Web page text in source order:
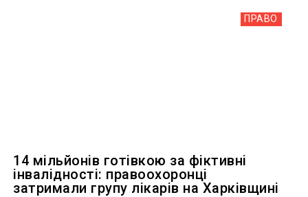
ПРАВО
14 мільйонів готівкою за фіктивні
інвалідності: правоохоронці
затримали групу лікарів на Харківщині